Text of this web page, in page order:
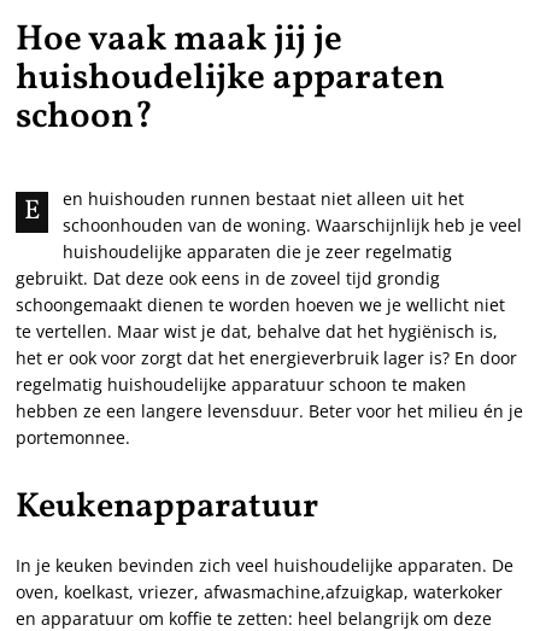
Hoe vaak maak jij je
huishoudelijke apparaten
schoon?
E
en huishouden runnen bestaat niet alleen uit het
schoonhouden van de woning. Waarschijnlijk heb je veel
huishoudelijke apparaten die je zeer regelmatig
gebruikt. Dat deze ook eens in de zoveel tijd grondig
schoongemaakt dienen te worden hoeven we je wellicht niet
te vertellen. Maar wist je dat, behalve dat het hygiënisch is,
het er ook voor zorgt dat het energieverbruik lager is? En door
regelmatig huishoudelijke apparatuur schoon te maken
hebben ze een langere levensduur. Beter voor het milieu én je
portemonnee.
Keukenapparatuur
In je keuken bevinden zich veel huishoudelijke apparaten. De
oven, koelkast, vriezer, afwasmachine,afzuigkap, waterkoker
en apparatuur om koffie te zetten: heel belangrijk om deze